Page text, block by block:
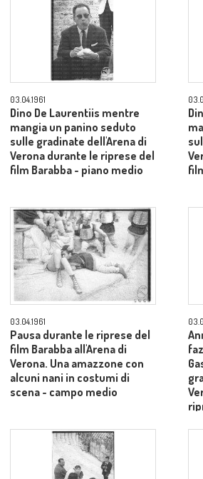
03.04.1961
Dino De Laurentiis mentre
mangia un panino seduto
sulle gradinate dell'Arena di
Verona durante le riprese del
film Barabba - piano medio
03.04.1961
Pausa durante le riprese del
film Barabba all'Arena di
Verona. Una amazzone con
alcuni nani in costumi di
scena - campo medio